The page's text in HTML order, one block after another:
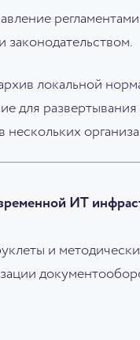
законодательством.
локальной
для
ИТ
и